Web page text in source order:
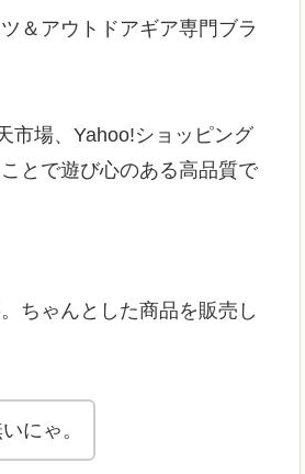
＆アウトドアギア専門ブラ
市場、Yahoo!ショッピング
とで遊び心のある高品質で
ちゃんとした商品を販売し
にゃ。